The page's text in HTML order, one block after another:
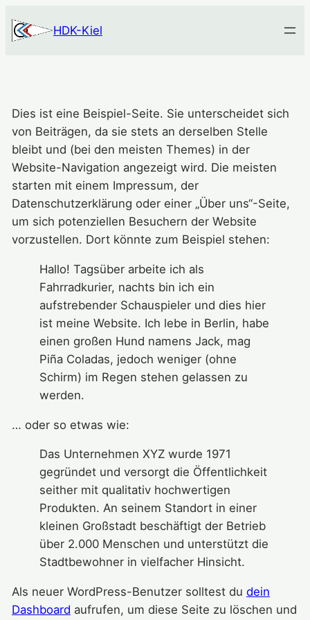
Inhalt
HDK-Kiel
Dies ist eine Beispiel-Seite. Sie unterscheidet sich
von Beiträgen, da sie stets an derselben Stelle
bleibt und (bei den meisten Themes) in der
Website-Navigation angezeigt wird. Die meisten
starten mit einem Impressum, der
Datenschutzerklärung oder einer „Über uns“-Seite,
um sich potenziellen Besuchern der Website
vorzustellen. Dort könnte zum Beispiel stehen:
Hallo! Tagsüber arbeite ich als
Fahrradkurier, nachts bin ich ein
aufstrebender Schauspieler und dies hier
ist meine Website. Ich lebe in Berlin, habe
einen großen Hund namens Jack, mag
Piña Coladas, jedoch weniger (ohne
Schirm) im Regen stehen gelassen zu
werden.
… oder so etwas wie:
Das Unternehmen XYZ wurde 1971
gegründet und versorgt die Öffentlichkeit
seither mit qualitativ hochwertigen
Produkten. An seinem Standort in einer
kleinen Großstadt beschäftigt der Betrieb
über 2.000 Menschen und unterstützt die
Stadtbewohner in vielfacher Hinsicht.
Als neuer WordPress-Benutzer solltest du dein
Dashboard aufrufen, um diese Seite zu löschen und